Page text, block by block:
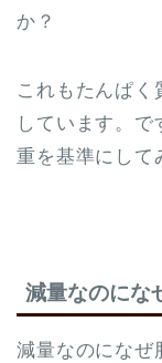
か？
これもたんぱく
しています。
重を基準にして
減量なのにな
減量なのになぜ